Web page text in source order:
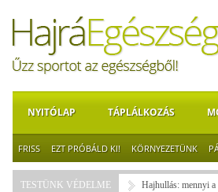
NYITÓLAP TÁPLÁLKOZÁS
FRISS EZT PRÓBÁLD KI! KÖRNYEZETÜNK
TESTÜNK VÉDELME Hajhullás: mennyi